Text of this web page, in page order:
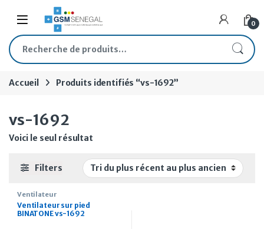
Skip to navigation
Skip to content
Open 0
Recherche pour :
Accueil Produits identifiés “vs-1692”
vs-1692
Voici le seul résultat
Filters
Ventilateur
Ventilateur sur pied
BINATONE vs-1692